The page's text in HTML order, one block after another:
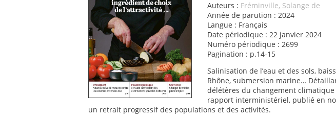
Auteurs : Fréminville, Solange de
Année de parution : 2024
Langue : Français
Date périodique : 22 janvier 2024
Numéro périodique : 2699
Pagination : p.14-15
Salinisation de l’eau et des sols,
Rhône, submersion marine…
délétères du changement climatique
rapport interministériel, publié en
un retrait progressif des populations et des activités.